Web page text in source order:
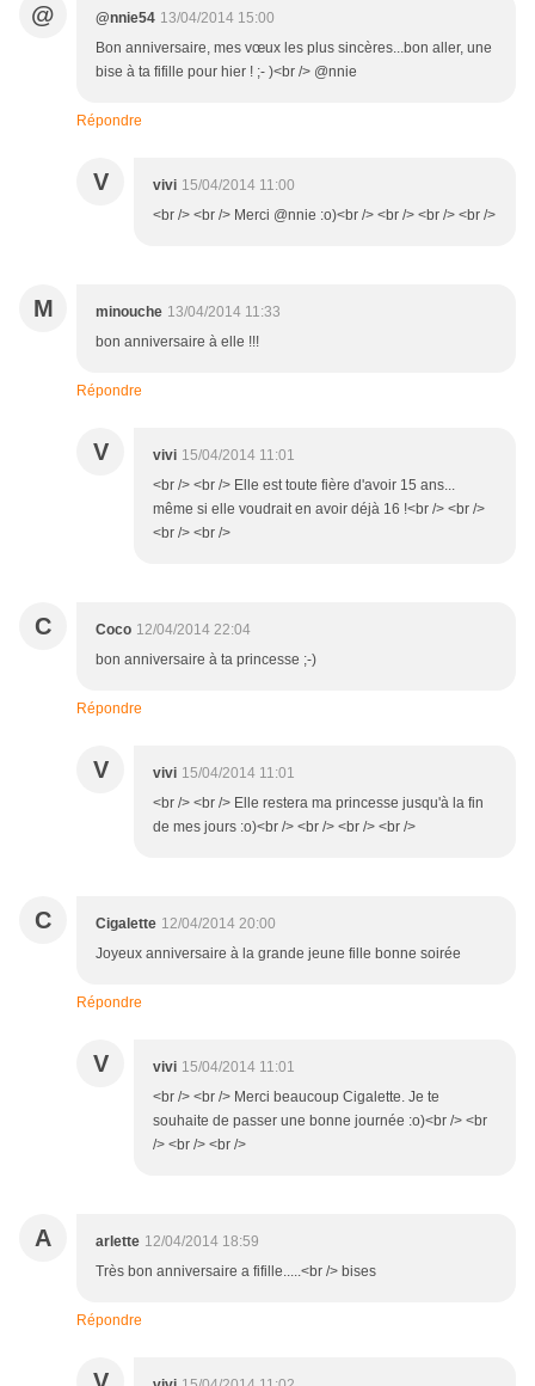
@ @nnie54 13/04/2014 15:00
Bon anniversaire, mes vœux les plus sincères...bon aller, une
bise à ta fifille pour hier ! ;- )<br /> @nnie
Répondre
V vivi 15/04/2014 11:00
<br /> <br /> Merci @nnie :o)<br /> <br /> <br /> <br />
M minouche 13/04/2014 11:33
bon anniversaire à elle !!!
Répondre
V vivi 15/04/2014 11:01
<br /> <br /> Elle est toute fière d'avoir 15 ans...
même si elle voudrait en avoir déjà 16 !<br /> <br />
<br /> <br />
C Coco 12/04/2014 22:04
bon anniversaire à ta princesse ;-)
Répondre
V vivi 15/04/2014 11:01
<br /> <br /> Elle restera ma princesse jusqu'à la fin
de mes jours :o)<br /> <br /> <br /> <br />
C Cigalette 12/04/2014 20:00
Joyeux anniversaire à la grande jeune fille bonne soirée
Répondre
V vivi 15/04/2014 11:01
<br /> <br /> Merci beaucoup Cigalette. Je te
souhaite de passer une bonne journée :o)<br /> <br
/> <br /> <br />
A arlette 12/04/2014 18:59
Très bon anniversaire a fifille.....<br /> bises
Répondre